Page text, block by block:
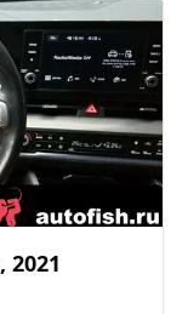
, 2021